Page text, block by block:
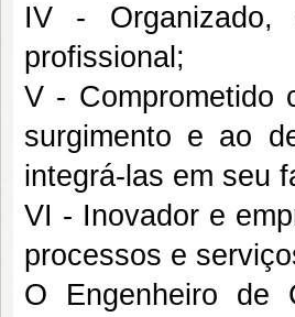
IV - Organizado,
profissional;
V - Comprometido
surgimento e ao
integrá-las em seu
VI - Inovador e
processos e
O Engenheiro de